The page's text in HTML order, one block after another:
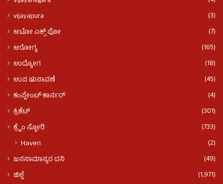
vijayapura
(3)
ಆಟೋ ಎಕ್ಸ್ ಪೋ
(7)
ಆರೋಗ್ಯ
(165)
ಉದ್ಯೋಗ
(18)
ಉಪ ಚುನಾವಣೆ
(45)
ಕಂಪ್ಲೇಂಟ್ ಕಾರ್ನರ್
(4)
ಕ್ರಿಕೆಟ್
(301)
ಕ್ರೈಂ ಸ್ಟೋರಿ
(733)
Haveri (2)
ಜನಸಾಮಾನ್ಯರ ದನಿ
(49)
ಜಿಲ್ಲೆ
(1,971)